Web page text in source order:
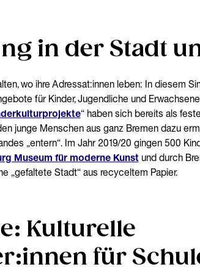
in der Stadt
wo ihre Adressat:innen leben: In diesem
für Kinder, Jugendliche und
“ haben sich bereits als
junge Menschen aus ganz Bremen dazu
„entern“. Im Jahr 2019/20 gingen 500
Museum für moderne Kunstund durch
„gefaltete Stadt“ aus recyceltem Papier.
Kulturelle
für